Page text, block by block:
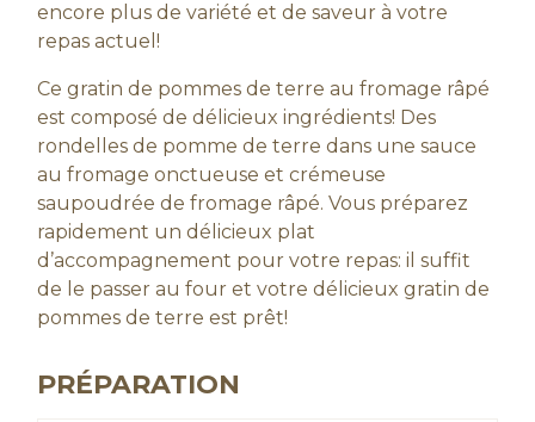
encore plus de variété et de saveur à votre
repas actuel!
Ce gratin de pommes de terre au fromage râpé
est composé de délicieux ingrédients! Des
rondelles de pomme de terre dans une sauce
au fromage onctueuse et crémeuse
saupoudrée de fromage râpé. Vous préparez
rapidement un délicieux plat
d’accompagnement pour votre repas: il suffit
de le passer au four et votre délicieux gratin de
pommes de terre est prêt!
PRÉPARATION